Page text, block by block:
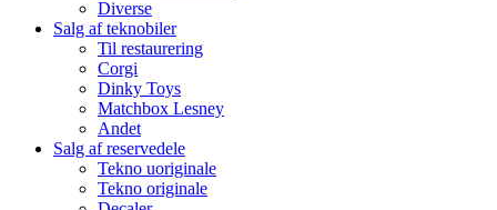
Diverse
Salg af teknobiler
Til restaurering
Corgi
Dinky Toys
Matchbox Lesney
Andet
Salg af reservedele
Tekno uoriginale
Tekno originale